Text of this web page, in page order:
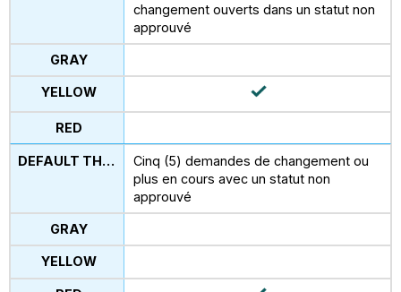
changement ouverts dans un statut non
approuvé
Cinq (5) demandes de changement ou
plus en cours avec un statut non
approuvé